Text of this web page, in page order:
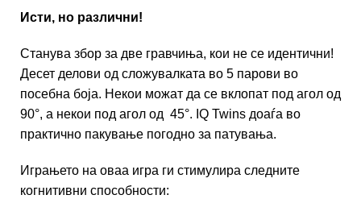
Исти, но различни!
Станува збор за две гравчиња, кои не се идентични!
Десет делови од сложувалката во 5 парови во
посебна боја. Некои можат да се вклопат под агол од
90°, а некои под агол од 45°. IQ Twins доаѓа во
практично пакување погодно за патувања.
Играњето на оваа игра ги стимулира следните
когнитивни способности: